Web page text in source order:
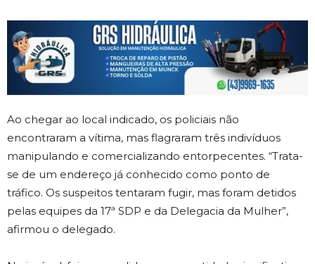
Ao chegar ao local indicado, os policiais não
encontraram a vítima, mas flagraram três indivíduos
manipulando e comercializando entorpecentes. “Trata-
se de um endereço já conhecido como ponto de
tráfico. Os suspeitos tentaram fugir, mas foram detidos
pelas equipes da 17ª SDP e da Delegacia da Mulher”,
afirmou o delegado.